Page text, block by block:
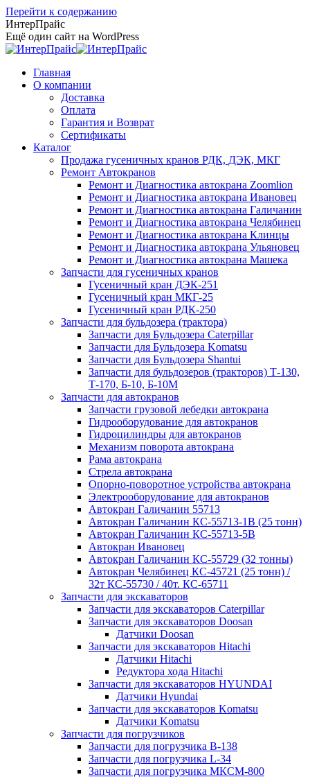
Перейти к содержанию
ИнтерПрайс
Ещё один сайт на WordPress
Главная
О компании
Доставка
Оплата
Гарантия и Возврат
Сертификаты
Каталог
Продажа гусеничных кранов РДК, ДЭК, МКГ
Ремонт Автокранов
Ремонт и Диагностика автокрана Zoomlion
Ремонт и Диагностика автокрана Ивановец
Ремонт и Диагностика автокрана Галичанин
Ремонт и Диагностика автокрана Челябинец
Ремонт и Диагностика автокрана Клинцы
Ремонт и Диагностика автокрана Ульяновец
Ремонт и Диагностика автокрана Машека
Запчасти для гусеничных кранов
Гусеничный кран ДЭК-251
Гусеничный кран МКГ-25
Гусеничный кран РДК-250
Запчасти для бульдозера (трактора)
Запчасти для Бульдозера Caterpillar
Запчасти для Бульдозера Komatsu
Запчасти для Бульдозера Shantui
Запчасти для бульдозеров (тракторов) Т-130,
Т-170, Б-10, Б-10М
Запчасти для автокранов
Запчасти грузовой лебедки автокрана
Гидрооборудование для автокранов
Гидроцилиндры для автокранов
Механизм поворота автокрана
Рама автокрана
Стрела автокрана
Опорно-поворотное устройства автокрана
Электрооборудование для автокранов
Автокран Галичанин 55713
Автокран Галичанин КС-55713-1В (25 тонн)
Автокран Галичанин КС-55713-5В
Автокран Ивановец
Автокран Галичанин КС-55729 (32 тонны)
Автокран Челябинец КС-45721 (25 тонн) /
32т КС-55730 / 40т. КС-65711
Запчасти для экскаваторов
Запчасти для экскаваторов Caterpillar
Запчасти для экскаваторов Doosan
Датчики Doosan
Запчасти для экскаваторов Hitachi
Датчики Hitachi
Редуктора хода Hitachi
Запчасти для экскаваторов HYUNDAI
Датчики Hyundai
Запчасти для экскаваторов Komatsu
Датчики Komatsu
Запчасти для погрузчиков
Запчасти для погрузчика B-138
Запчасти для погрузчика L-34
Запчасти для погрузчика МКСМ-800